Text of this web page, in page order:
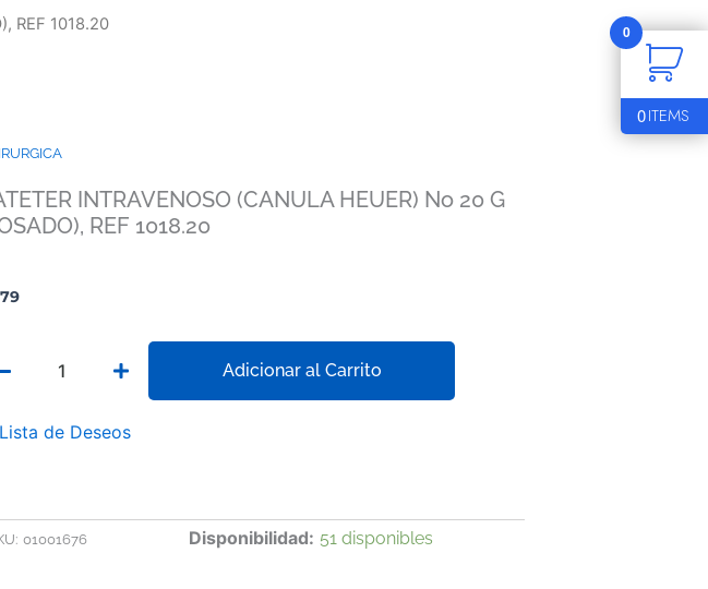
REF 1018.20
INTRAVENOSO (CANULA HEUER) No 20 G
REF 1018.20
INTRAVENOSO
No
REF
1018.20
Adicionar al Carrito
Lista de Deseos
01001676 Disponibilidad: 51 disponibles
0
0ITEMS